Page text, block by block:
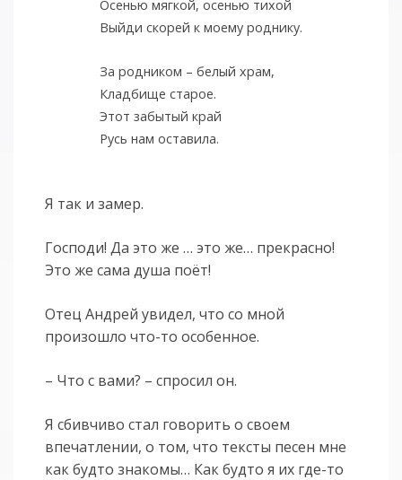
Осенью мягкой, осенью тихой
Выйди скорей к моему роднику.
За родником – белый храм,
Кладбище старое.
Этот забытый край
Русь нам оставила.
Я так и замер.
Господи! Да это же … это же… прекрасно!
Это же сама душа поёт!
Отец Андрей увидел, что со мной
произошло что-то особенное.
– Что с вами? – спросил он.
Я сбивчиво стал говорить о своем
впечатлении, о том, что тексты песен мне
как будто знакомы… Как будто я их где-то